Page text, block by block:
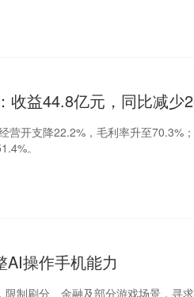
收益44.8亿元，同比减少
营开支降22.2%，毛利率升至70.3%
。
操作手机能力
制刷分、金融及部分游戏场景，寻